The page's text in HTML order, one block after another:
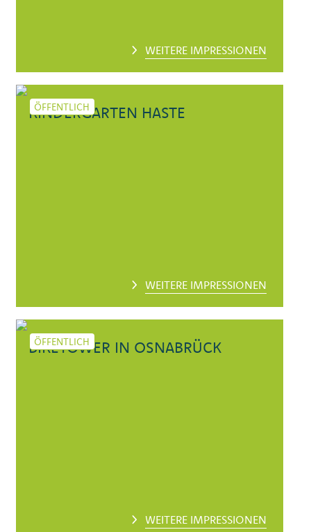
WEITERE IMPRESSIONEN
KINDERGARTEN HASTE
ÖFFENTLICH
WEITERE IMPRESSIONEN
BIKETOWER IN OSNABRÜCK
ÖFFENTLICH
WEITERE IMPRESSIONEN